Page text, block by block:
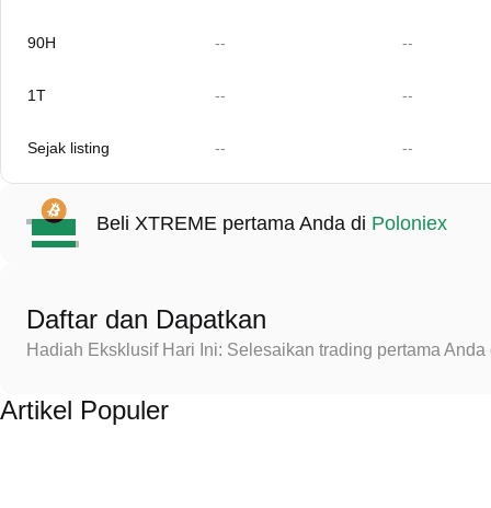
90H -- --
1T -- --
Sejak listing -- --
Beli XTREME pertama Anda di Poloniex
Daftar dan Dapatkan
Hadiah Eksklusif Hari Ini: Selesaikan trading pertama
Artikel Populer